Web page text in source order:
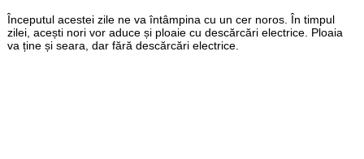
Începutul acestei zile ne va întâmpina cu un cer noros. În timpul
zilei, acești nori vor aduce și ploaie cu descărcări electrice. Ploaia
va ține și seara, dar fără descărcări electrice.